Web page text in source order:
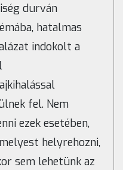
durván
hatalmas
indokolt a
fel. Nem
ezek esetében,
helyrehozni,
sem lehetünk az